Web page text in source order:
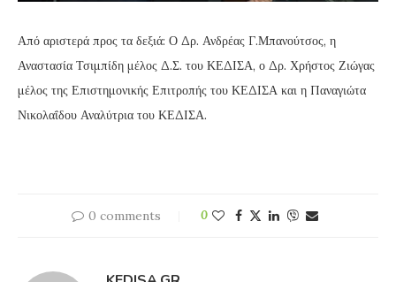
Από αριστερά προς τα δεξιά: Ο Δρ. Ανδρέας Γ.Μπανούτσος, η
Αναστασία Τσιμπίδη μέλος Δ.Σ. του ΚΕΔΙΣΑ, ο Δρ. Χρήστος Ζιώγας
μέλος της Επιστημονικής Επιτροπής του ΚΕΔΙΣΑ και η Παναγιώτα
Νικολαΐδου Αναλύτρια του ΚΕΔΙΣΑ.
0 comments 0